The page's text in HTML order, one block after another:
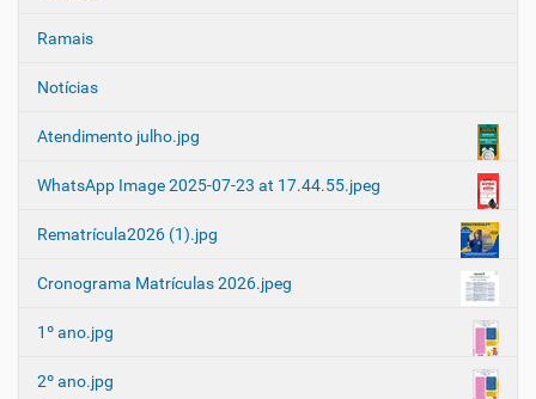
Ramais
Notícias
Atendimento julho.jpg
WhatsApp Image 2025-07-23 at 17.44.55.jpeg
Rematrícula2026 (1).jpg
Cronograma Matrículas 2026.jpeg
1º ano.jpg
2º ano.jpg